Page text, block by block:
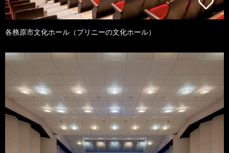
各務原市文化ホール（プリニーの文化ホール）